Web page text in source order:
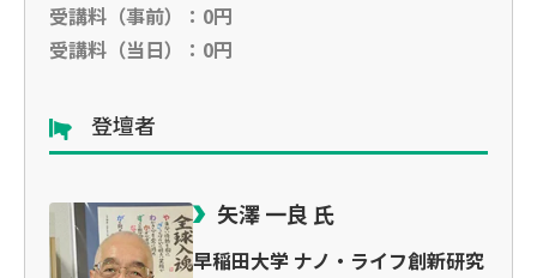
受講料（事前）：0円
受講料（当日）：0円
登壇者
矢澤 一良 氏
早稲田大学 ナノ・ライフ創新研究